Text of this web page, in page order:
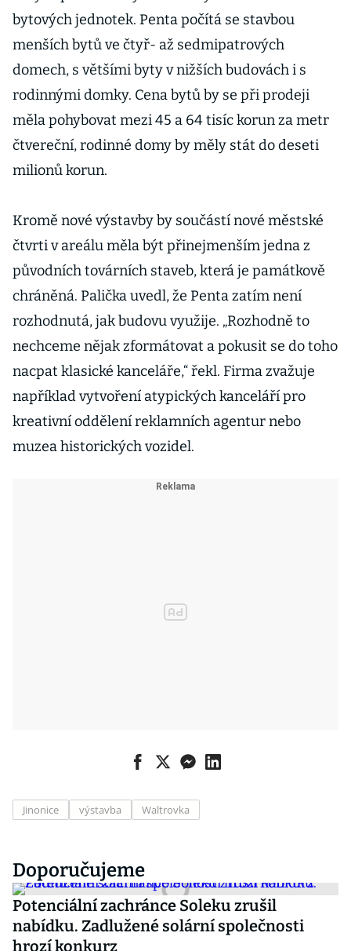
bytových jednotek. Penta počítá se stavbou
menších bytů ve čtyř- až sedmipatrových
domech, s většími byty v nižších budovách i s
rodinnými domky. Cena bytů by se při prodeji
měla pohybovat mezi 45 a 64 tisíc korun za metr
čtvereční, rodinné domy by měly stát do deseti
milionů korun.
Kromě nové výstavby by součástí nové městské
čtvrti v areálu měla být přinejmenším jedna z
původních továrních staveb, která je památkově
chráněná. Palička uvedl, že Penta zatím není
rozhodnutá, jak budovu využije. „Rozhodně to
nechceme nějak zformátovat a pokusit se do toho
nacpat klasické kanceláře,“ řekl. Firma zvažuje
například vytvoření atypických kanceláří pro
kreativní oddělení reklamních agentur nebo
muzea historických vozidel.
Jinonice výstavba Waltrovka
Doporučujeme
Potenciální zachránce Soleku zrušil
nabídku. Zadlužené solární společnosti
hrozí konkurz